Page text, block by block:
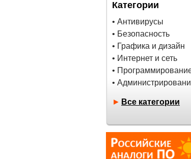
Категории
• Антивирусы
• Безопасность
• Графика и дизайн
• Интернет и сеть
•
•
► Все категории